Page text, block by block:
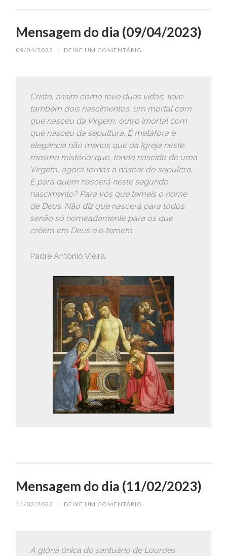
Mensagem do dia (09/04/2023)
09/04/2023 / DEIXE UM COMENTÁRIO
Cristo, assim como teve duas vidas, teve
também dois nascimentos: um mortal com
que nasceu da Virgem, outro imortal com
que nasceu da sepultura. É metáfora e
elegância não menos que da Igreja neste
mesmo mistério: que, tendo nascido de uma
Virgem, agora tornas a nascer do sepulcro.
E para quem nascerá neste segundo
nascimento? Para vós que temeis o nome
de Deus. Não diz que nascerá para todos,
senão só nomeadamente para os que
crêem em Deus e o temem.
Padre Antônio Vieira.
Mensagem do dia (11/02/2023)
11/02/2023 / DEIXE UM COMENTÁRIO
A glória única do santuário de Lourdes